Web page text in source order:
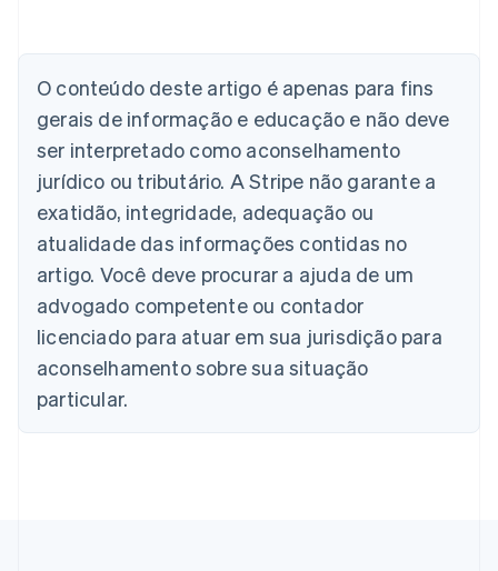
O conteúdo deste artigo é apenas para fins
gerais de informação e educação e não deve
ser interpretado como aconselhamento
jurídico ou tributário. A Stripe não garante a
exatidão, integridade, adequação ou
atualidade das informações contidas no
artigo. Você deve procurar a ajuda de um
advogado competente ou contador
licenciado para atuar em sua jurisdição para
aconselhamento sobre sua situação
particular.
Alemanha
DeutschEnglish
Austrália
English
Áustria
Deutsch English
Bélgica
Nederlands Français DeutschEnglish
Brasil
Bulgária
English
Canadá
China continental